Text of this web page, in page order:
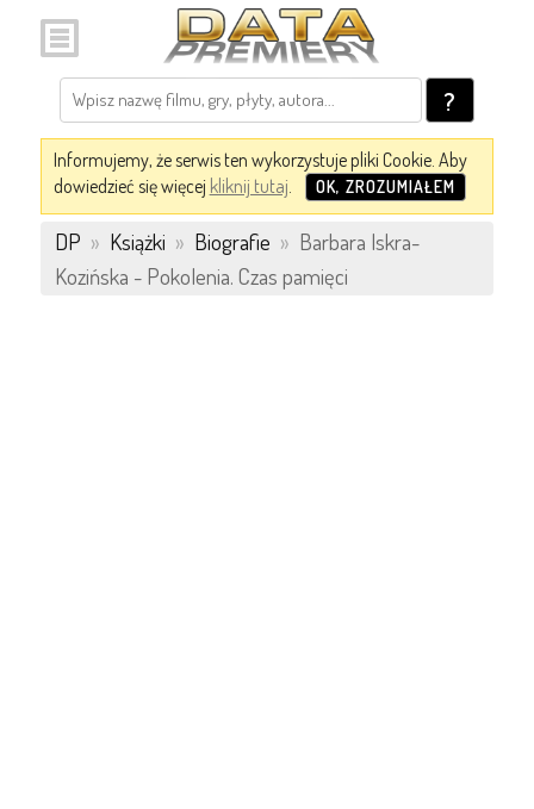
?
Informujemy, że serwis ten wykorzystuje pliki Cookie. Aby
dowiedzieć się więcej kliknij tutaj. OK, ZROZUMIAŁEM
DP » Książki » Biografie » Barbara Iskra-
Kozińska - Pokolenia. Czas pamięci